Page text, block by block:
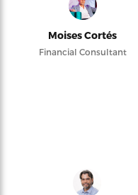
Moises Cortés
Financial Consultant